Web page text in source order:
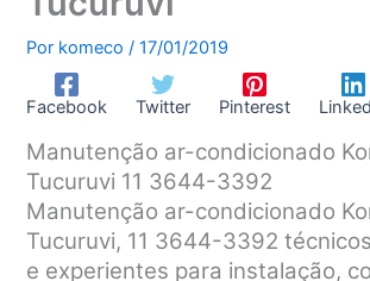
Por komeco/17/01/2019
Facebook Twitter Pinterest
Manutenção ar-condicionado
Tucuruvi 11 3644-3392
Manutenção ar-condicionado
Tucuruvi, 11 3644-3392
e experientes para instalação,